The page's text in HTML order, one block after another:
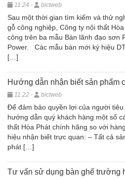
11:24 - bictweb
Sau một thời gian tìm kiếm và thử
gỗ công nghiệp, Công ty nội thất
công trên ba mẫu Bàn lãnh đạo sơn
Power. Các mẫu bàn mới ký hiệu
[…]
Hướng dẫn nhận biết sản phẩm
11:22 - bictweb
Để đảm bảo quyền lợi của người
hướng dẫn quý khách hàng một số
thất Hòa Phát chính hãng so với
hiệu nhận biết trực quan: – Tất cả
phát […]
Tư vấn sử dụng bàn ghế trường